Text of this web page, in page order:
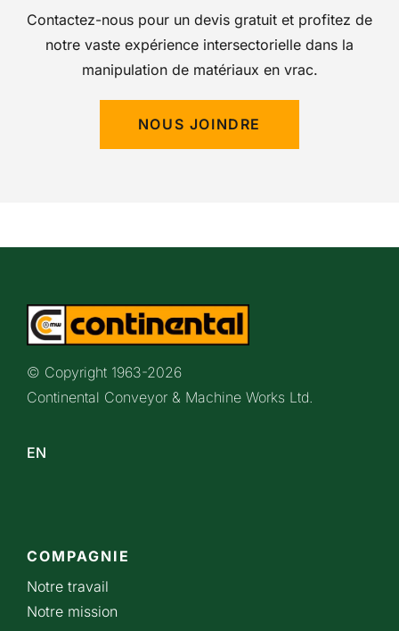
Contactez-nous pour un devis gratuit et profitez de
notre vaste expérience intersectorielle dans la
manipulation de matériaux en vrac.
NOUS JOINDRE
© Copyright 1963-2026
Continental Conveyor & Machine Works Ltd.
EN
COMPAGNIE
Notre travail
Notre mission